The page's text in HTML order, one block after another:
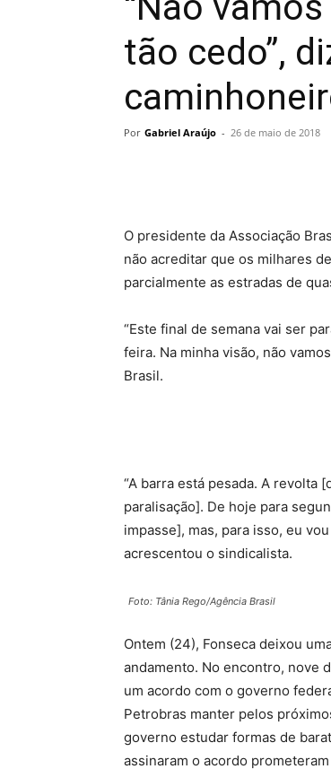
tão cedo”,
Por Gabriel Araújo - 26 de maio de 2018
O presidente da Associação
não acreditar que os milhares
parcialmente as estradas de
“Este final de semana vai ser
feira. Na minha visão, não
Brasil.
“A barra está pesada. A revolta
paralisação]. De hoje para
impasse], mas, para isso, eu
acrescentou o sindicalista.
Foto: Tânia Rego/Agência Brasil
Ontem (24), Fonseca deixou
andamento. No encontro, nove
um acordo com o governo
Petrobras manter pelos
governo estudar formas de
assinaram o acordo